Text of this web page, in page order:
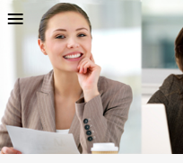
≡